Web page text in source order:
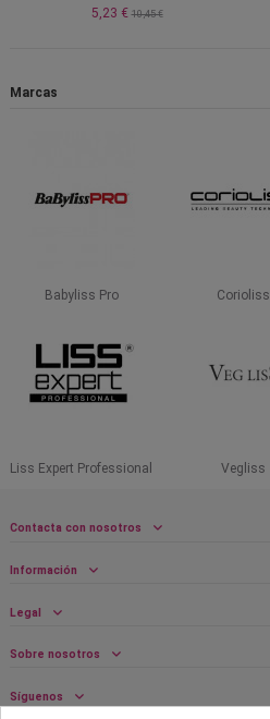
5,23 €10,45 €
Marcas
Babyliss Pro Corioliss
Liss Expert Professional Vegliss
Contacta con nosotros
Información
Legal
Sobre nosotros
Síguenos